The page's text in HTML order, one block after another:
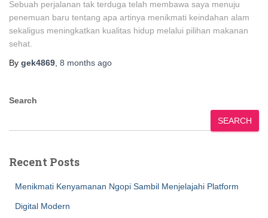
Sebuah perjalanan tak terduga telah membawa saya menuju
penemuan baru tentang apa artinya menikmati keindahan alam
sekaligus meningkatkan kualitas hidup melalui pilihan makanan
sehat.
By gek4869 8 months ago
Search
SEARCH
Recent Posts
Menikmati Kenyamanan Ngopi Sambil Menjelajahi Platform
Digital Modern